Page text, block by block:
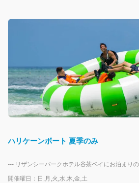
ハリケーンボート 夏季のみ
開催曜日：日,月,火,水,木,金,土